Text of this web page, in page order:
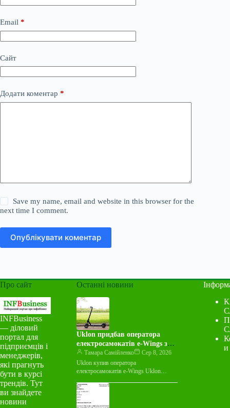
Email *
Сайт
Додати коментар *
Save my name, email and website in this browser for the
next time I comment.
Опублікувати коментар
Про сайт
INFBusiness
— діловий
портал для
підприємців і
менеджерів,
які прагнуть
бути в курсі
трендів. Тут
ви знайдете
новини
Останні новини
Uklon придбав оператора
електросамокатів e-Wings за
понад 97 мільйонів гривень
Тамара Самійленко
Сер 8, 2026
Uklon купив оператора
електросамокатів e-Wings Uklon
українського оператора
електросамокатів e-Wings. Сума угоди
становила 97,6 млн грн…
и